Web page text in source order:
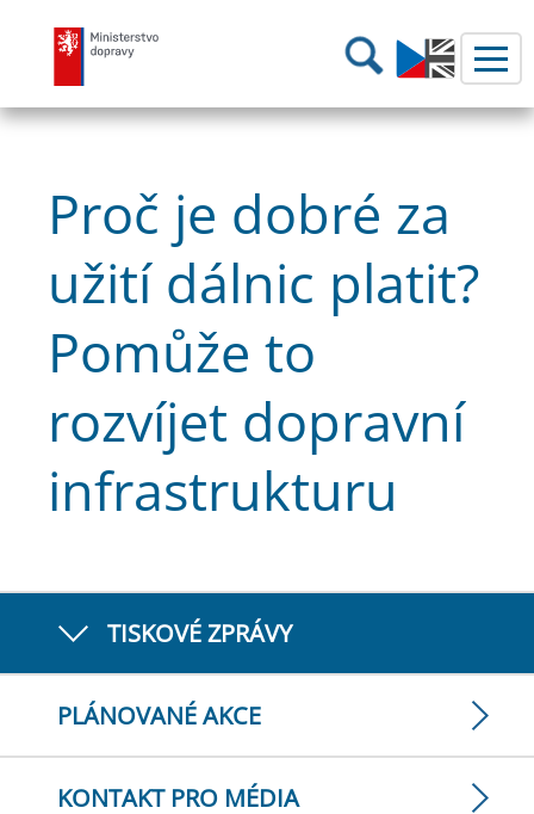
Ministerstvo dopravy Hledání
Proč je dobré za
užití dálnic platit?
Pomůže to
rozvíjet dopravní
infrastrukturu
TISKOVÉ ZPRÁVY
PLÁNOVANÉ AKCE
KONTAKT PRO MÉDIA